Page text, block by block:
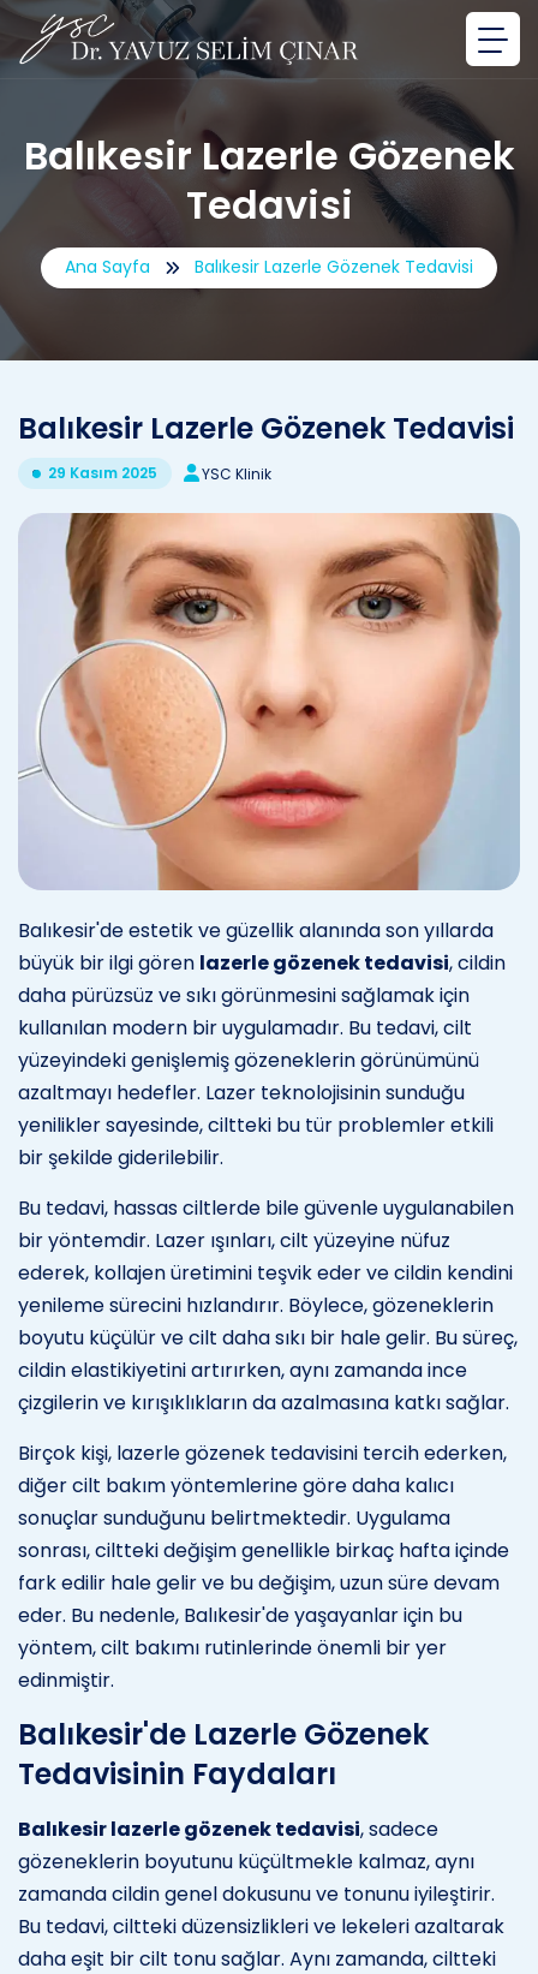
Balıkesir Lazerle Gözenek
Tedavisi
Ana Sayfa Balıkesir Lazerle Gözenek Tedavisi
Balıkesir Lazerle Gözenek Tedavisi
29 Kasım 2025 YSC Klinik
Balıkesir'de estetik ve güzellik alanında son yıllarda
büyük bir ilgi gören lazerle gözenek tedavisi, cildin
daha pürüzsüz ve sıkı görünmesini sağlamak için
kullanılan modern bir uygulamadır. Bu tedavi, cilt
yüzeyindeki genişlemiş gözeneklerin görünümünü
azaltmayı hedefler. Lazer teknolojisinin sunduğu
yenilikler sayesinde, ciltteki bu tür problemler etkili
bir şekilde giderilebilir.
Bu tedavi, hassas ciltlerde bile güvenle uygulanabilen
bir yöntemdir. Lazer ışınları, cilt yüzeyine nüfuz
ederek, kollajen üretimini teşvik eder ve cildin kendini
yenileme sürecini hızlandırır. Böylece, gözeneklerin
boyutu küçülür ve cilt daha sıkı bir hale gelir. Bu süreç,
cildin elastikiyetini artırırken, aynı zamanda ince
çizgilerin ve kırışıklıkların da azalmasına katkı sağlar.
Birçok kişi, lazerle gözenek tedavisini tercih ederken,
diğer cilt bakım yöntemlerine göre daha kalıcı
sonuçlar sunduğunu belirtmektedir. Uygulama
sonrası, ciltteki değişim genellikle birkaç hafta içinde
fark edilir hale gelir ve bu değişim, uzun süre devam
eder. Bu nedenle, Balıkesir'de yaşayanlar için bu
yöntem, cilt bakımı rutinlerinde önemli bir yer
edinmiştir.
Balıkesir'de Lazerle Gözenek
Tedavisinin Faydaları
Balıkesir lazerle gözenek tedavisi, sadece
gözeneklerin boyutunu küçültmekle kalmaz, aynı
zamanda cildin genel dokusunu ve tonunu iyileştirir.
Bu tedavi, ciltteki düzensizlikleri ve lekeleri azaltarak
daha eşit bir cilt tonu sağlar. Aynı zamanda, ciltteki